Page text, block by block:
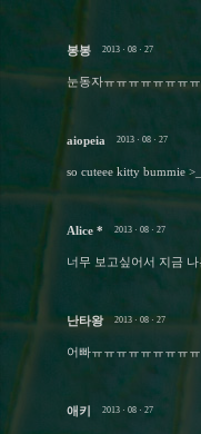
봉봉 2013 · 08 · 27
눈동자ㅠㅠㅠㅠㅠㅠㅠ
aiopeia 2013 · 08 · 27
so cuteee kitty bummie
Alice * 2013 · 08 · 27
너무 보고싶어서 지금
난타왕 2013 · 08 · 27
어빠ㅠㅠㅠㅠㅠㅠㅠㅠ
애키 2013 · 08 · 27